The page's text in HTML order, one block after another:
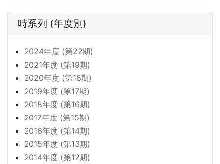
時系列 (年度別)
2024年度 (第22期)
2021年度 (第19期)
2020年度 (第18期)
2019年度 (第17期)
2018年度 (第16期)
2017年度 (第15期)
2016年度 (第14期)
2015年度 (第13期)
2014年度 (第12期)